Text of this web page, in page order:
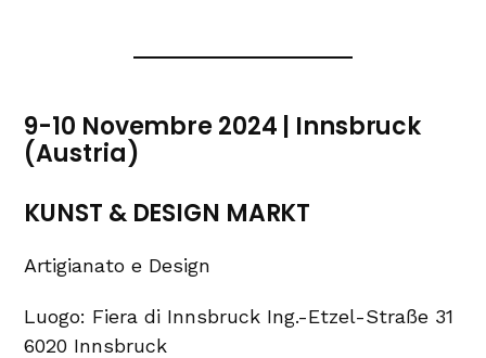
9-10 Novembre 2024 | Innsbruck
(Austria)
KUNST & DESIGN MARKT
Artigianato e Design
Luogo: Fiera di Innsbruck Ing.-Etzel-Straße 31
6020 Innsbruck